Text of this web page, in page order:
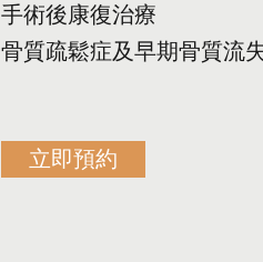
手術後康復治療
骨質疏鬆症及早期骨質流
立即預約